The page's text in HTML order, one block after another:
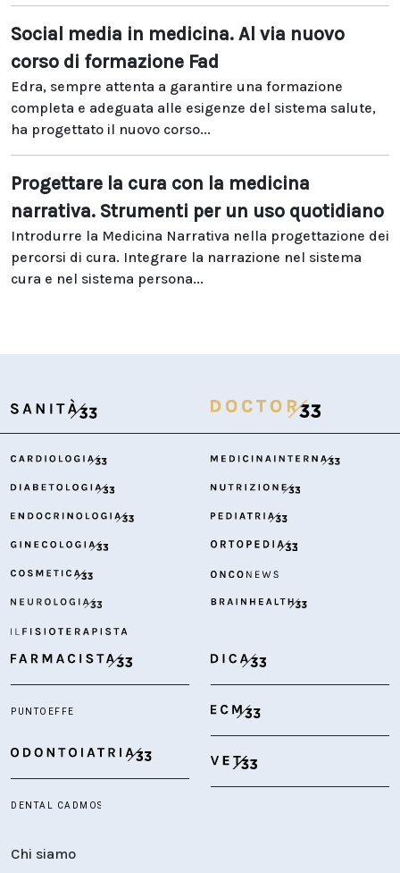
Social media in medicina. Al via nuovo
corso di formazione Fad
Edra, sempre attenta a garantire una formazione
completa e adeguata alle esigenze del sistema salute,
ha progettato il nuovo corso...
Progettare la cura con la medicina
narrativa. Strumenti per un uso quotidiano
Introdurre la Medicina Narrativa nella progettazione dei
percorsi di cura. Integrare la narrazione nel sistema
cura e nel sistema persona...
Chi siamo